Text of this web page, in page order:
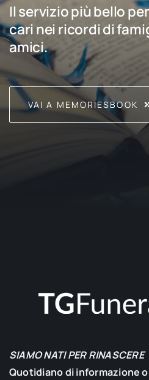
Il servizio più bello
cari nei ricordi di
amici.
VAI A MEMORIESBOOK
SIAMO NATI PER RINASCERE
Quotidiano di informazione